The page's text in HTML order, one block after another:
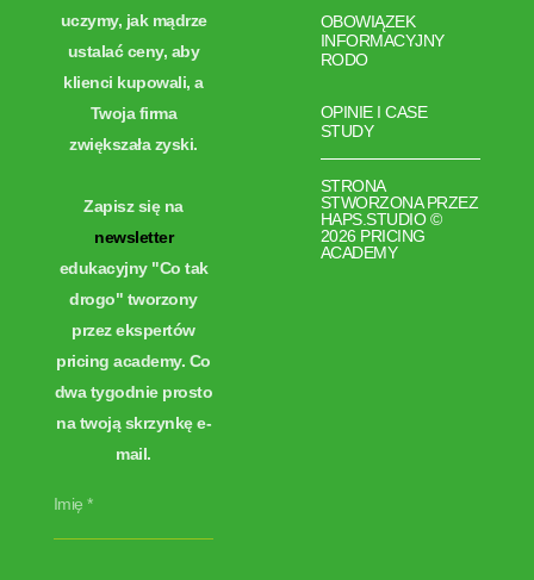
uczymy, jak mądrze
ustalać ceny, aby
klienci kupowali, a
Twoja firma
zwiększała zyski.
Zapisz się na
newsletter
edukacyjny "Co tak
drogo" tworzony
przez ekspertów
pricing academy. Co
dwa tygodnie prosto
na twoją skrzynkę e-
mail.
OBOWIĄZEK
INFORMACYJNY
RODO
OPINIE I CASE
STUDY
STRONA
STWORZONA PRZEZ
HAPS.STUDIO©
2026 PRICING
ACADEMY